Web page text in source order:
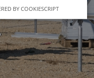
BY COOKIESCRIPT